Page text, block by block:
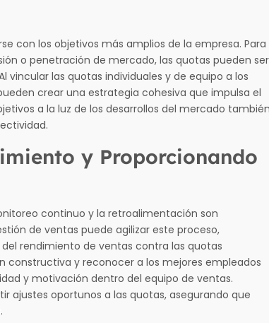
con los objetivos más amplios de la empresa. Para
o penetración de mercado, las quotas pueden
vincular las quotas individuales y de equipo a los
crear una estrategia cohesiva que impulsa el
a la luz de los desarrollos del mercado también
y Proporcionando
continuo y la retroalimentación son
de ventas puede agilizar este proceso,
rendimiento de ventas contra las quotas
constructiva y reconocer a los mejores empleados
y motivación dentro del equipo de ventas.
ajustes oportunos a las quotas, asegurando que